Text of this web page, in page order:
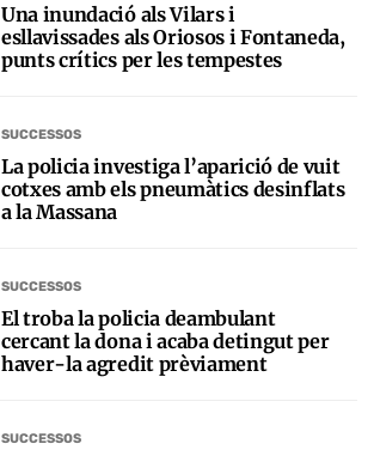
Una inundació als Vilars i
esllavissades als Oriosos i Fontaneda,
punts crítics per les tempestes
SUCCESSOS
La policia investiga l’aparició de vuit
cotxes amb els pneumàtics desinflats
a la Massana
SUCCESSOS
El troba la policia deambulant
cercant la dona i acaba detingut per
haver-la agredit prèviament
SUCCESSOS